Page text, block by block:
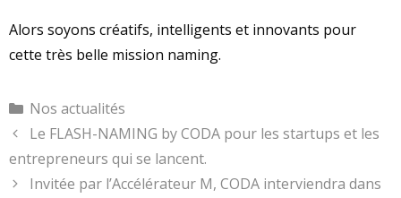
Alors soyons créatifs, intelligents et innovants pour
cette très belle mission naming.
Catégories
Nos actualités
Le FLASH-NAMING by CODA pour les startups et les
entrepreneurs qui se lancent.
Invitée par l’Accélérateur M, CODA interviendra dans